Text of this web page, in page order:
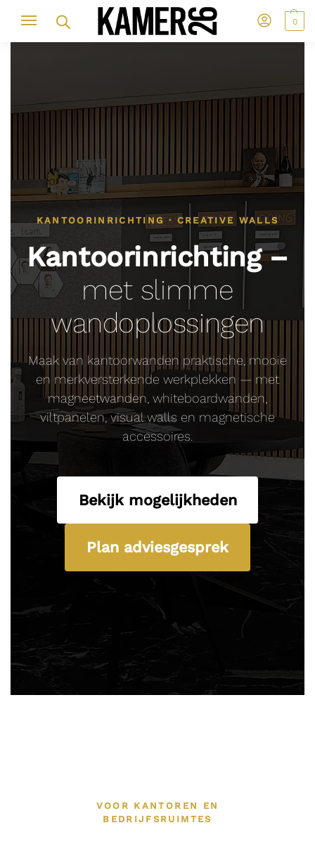
0
KANTOORINRICHTING · CREATIVE WALLS
Kantoorinrichting –
met slimme
wandoplossingen
Maak van kantoorwanden praktische, mooie
en merkversterkende werkplekken — met
magneetwanden, whiteboardwanden,
viltpanelen, visual walls en magnetische
accessoires.
Bekijk mogelijkheden
Plan adviesgesprek
VOOR KANTOREN EN
BEDRIJFSRUIMTES